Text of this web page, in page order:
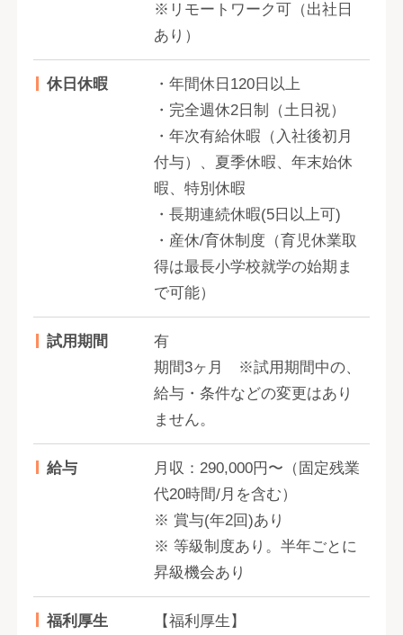
※リモートワーク可（出社日
あり）
休日休暇
・年間休日120日以上
・完全週休2日制（土日祝）
・年次有給休暇（入社後初月
付与）、夏季休暇、年末始休
暇、特別休暇
・長期連続休暇(5日以上可)
・産休/育休制度（育児休業取
得は最長小学校就学の始期ま
で可能）
試用期間
有
期間3ヶ月 ※試用期間中の、
給与・条件などの変更はあり
ません。
給与
月収：290,000円〜（固定残業
代20時間/月を含む）
※ 賞与(年2回)あり
※ 等級制度あり。半年ごとに
昇級機会あり
福利厚生
【福利厚生】